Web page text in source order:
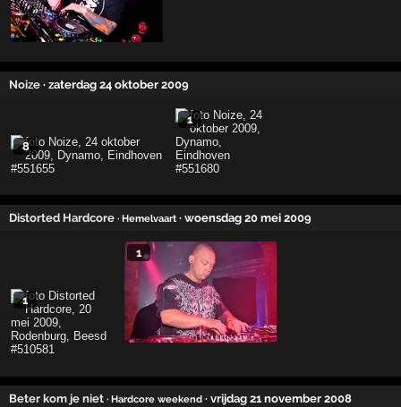
Noize · zaterdag 24 oktober 2009
8
1
Distorted Hardcore · Hemelvaart · woensdag 20 mei 2009
1
1
Beter kom je niet · Hardcore weekend · vrijdag 21 november 2008